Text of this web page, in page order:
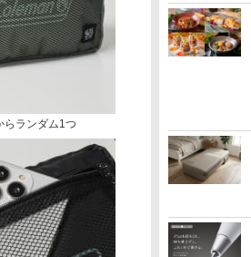
らランダム1つ